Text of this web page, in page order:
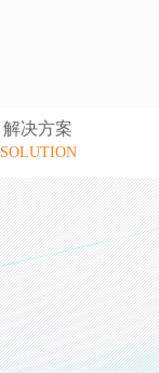
解决方案
SOLUTION